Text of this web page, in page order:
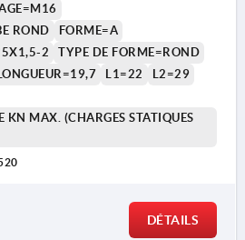
ROND
FORME=A
2
TYPE DE FORME=ROND
LONGUEUR=19,7 L1=22
L2=29
KN MAX. (CHARGES STATIQUES
DÉTAILS